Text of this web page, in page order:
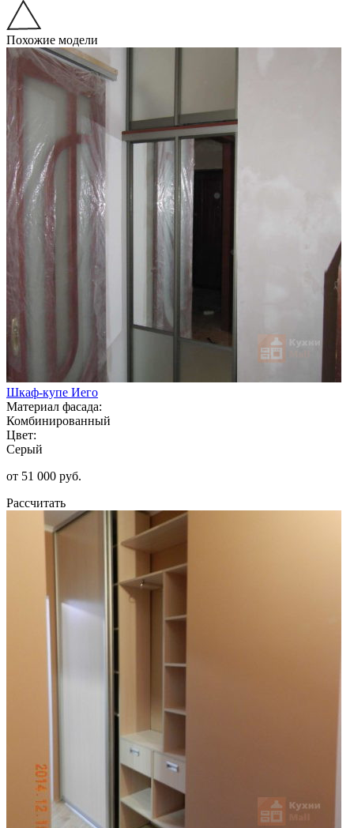
Похожие модели
Шкаф-купе Иего
Материал фасада:
Комбинированный
Цвет:
Серый
от 51 000 руб.
Рассчитать